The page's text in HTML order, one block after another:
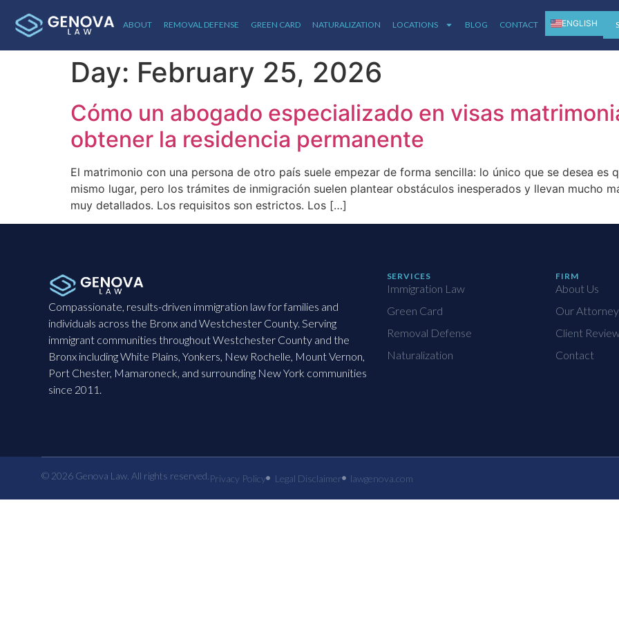
ABOUT REMOVAL DEFENSE GREEN CARD NATURALIZATION LOCATIONS BLOG CONTACT ENGLISH
Day: February 25, 2026
Cómo un abogado especializado en visas
obtener la residencia permanente
El matrimonio con una persona de otro país suele empezar de forma sencilla: lo único que se desea es
mismo lugar, pero los trámites de inmigración suelen plantear obstáculos inesperados y llevan mucho
muy detallados. Los requisitos son estrictos. Los […]
Compassionate, results-driven immigration law for families and
individuals across the Bronx and Westchester County. Serving
immigrant communities throughout Westchester County and the
Bronx including White Plains, Yonkers, New Rochelle, Mount Vernon,
Port Chester, Mamaroneck, and surrounding New York communities
since 2011.
SERVICES
Immigration Law
Green Card
Removal Defense
Naturalization
FIRM
About Us
Our Attorney
Client
Contact
© 2026 Genova Law. All rights reserved. Privacy Policy Legal Disclaimer lawgenova.com